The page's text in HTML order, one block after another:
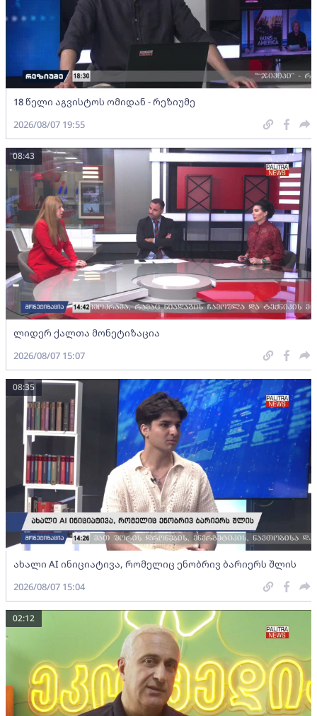
18 წელი აგვისტოს ომიდან - რეზიუმე
2026/08/07 19:55
ლიდერ ქალთა მონეტიზაცია
08:43
2026/08/07 15:07
ახალი AI ინიციატივა, რომელიც ენობრივ ბარიერს შლის
08:35
2026/08/07 15:04
02:12